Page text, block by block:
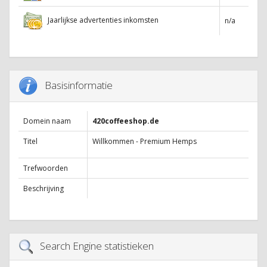
Jaarlijkse advertenties inkomsten n/a
Basisinformatie
Domein naam
420coffeeshop.de
Titel
Willkommen - Premium Hemps
Trefwoorden
Beschrijving
Search Engine statistieken